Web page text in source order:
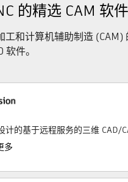
的精选 CAM 软件
工和计算机辅助制造
件。
计的基于远程服务的三维 CAD/
多